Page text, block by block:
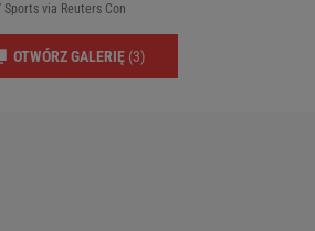
Sports via Reuters Con
OTWÓRZ GALERIĘ (3)